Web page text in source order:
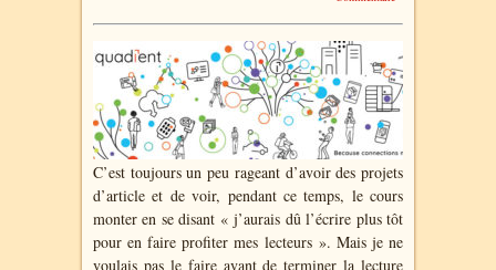
C’est toujours un peu rageant d’avoir des projets
d’article et de voir, pendant ce temps, le cours
monter en se disant « j’aurais dû l’écrire plus tôt
pour en faire profiter mes lecteurs ». Mais je ne
voulais pas le faire avant de terminer la lecture